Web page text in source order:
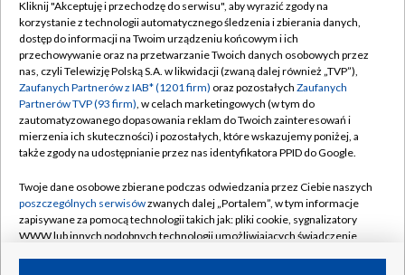
TVP
Abonament TVP
Emisja w TVP
Centrum informacji TVP
Naziemna Telewizja Cyfrowa
Rada Programowa
System NOS
Informacje o nadawcy
Regulamin TVP
Polityka prywatności
Moje zgody
Pomoc
Kontakt
Kanały
Kliknij "Akceptuję i przechodzę do serwisu", aby wyrazić zgody na
korzystanie z technologii automatycznego śledzenia i zbierania danych,
dostęp do informacji na Twoim urządzeniu końcowym i ich
przechowywanie oraz na przetwarzanie Twoich danych osobowych przez
nas, czyli Telewizję Polską S.A. w likwidacji (zwaną dalej również „TVP”),
Zaufanych Partnerów z IAB* (1201 firm) oraz pozostałych Zaufanych
Partnerów TVP (93 firm), w celach marketingowych (w tym do
zautomatyzowanego dopasowania reklam do Twoich zainteresowań i
mierzenia ich skuteczności) i pozostałych, które wskazujemy poniżej, a
także zgody na udostępnianie przez nas identyfikatora PPID do Google.
Twoje dane osobowe zbierane podczas odwiedzania przez Ciebie naszych
poszczególnych serwisówzwanych dalej „Portalem”, w tym informacje
zapisywane za pomocą technologii takich jak: pliki cookie, sygnalizatory
WWW lub innych podobnych technologii umożliwiających świadczenie